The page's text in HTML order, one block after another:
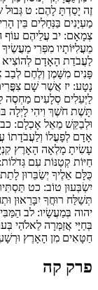
זֶה יָסַדְתָּ לָהֶם: ט
מַעְיָנִים בַּנְּחָלִים בֵּין
צְמָאָם: יב עֲלֵיהֶם עוֹף
מֵעֲלִיּוֹתָיו מִפְּרִי
לַעֲבֹדַת הָאָדָם
פָּנִים מִשָּׁמֶן וְלֶחֶם לְבַב
נָטָע: יז אֲשֶׁר שָׁם
לַיְּעֵלִים סְלָעִים מַחְסֶה
תָּשֶׁת חֹשֶׁךְ וִיהִי לָיְלָה
וּלְבַקֵּשׁ מֵאֵל אָכְלָם: כב
אָדָם לְפָעֳלוֹ וְלַעֲבֹדָתוֹ
עָשִׂיתָ מָלְאָה הָאָרֶץ
חַיּוֹת קְטַנּוֹת עִם גְּדֹלוֹת:
כֻּלָּם אֵלֶיךָ יְשַׂבֵּרוּן
יִשְׂבְּעוּן טוֹב: כט
תְּשַׁלַּח רוּחֲךָ יִבָּרֵאוּן
יהוה בְּמַעֲשָׂיו: לב
בְּחַיָּי אֲזַמְּרָה לֵאלֹהַי
חַטָּאִים מִן הָאָרֶץ
פרק קה